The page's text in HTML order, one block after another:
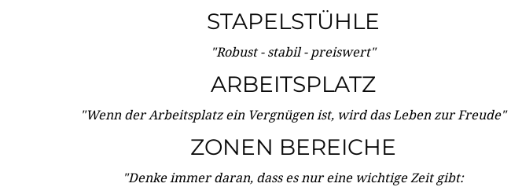
STAPELSTÜHLE
"Robust - stabil - preiswert"
ARBEITSPLATZ
"Wenn der Arbeitsplatz ein Vergnügen ist, wird das Leben zur Freude"
ZONEN BEREICHE
"Denke immer daran, dass es nur eine wichtige Zeit gibt: